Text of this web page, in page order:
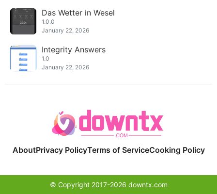
Das Wetter in Wesel
1.0.0
January 22, 2026
Integrity Answers
1.0
January 22, 2026
AboutPrivacy PolicyTerms of ServiceCooking Policy
© Copyright 2017-2026 downtx.com